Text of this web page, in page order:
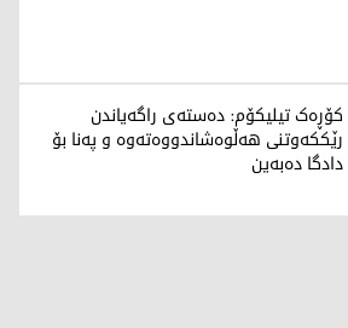
کۆڕەک تیلیکۆم: دەستەی راگەیاندن
رێککەوتنی هەڵوەشاندووەتەوە و پەنا بۆ
دادگا دەبەین